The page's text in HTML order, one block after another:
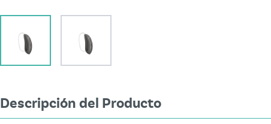
Descripción del Producto